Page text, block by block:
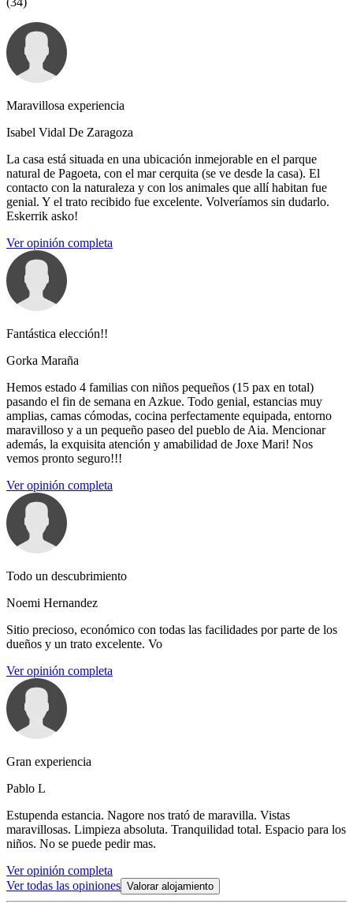
Maravillosa experiencia
Isabel Vidal De Zaragoza
La casa está situada en una ubicación inmejorable en el parque
natural de Pagoeta, con el mar cerquita (se ve desde la casa). El
contacto con la naturaleza y con los animales que allí habitan fue
genial. Y el trato recibido fue excelente. Volveríamos sin dudarlo.
Eskerrik asko!
Ver opinión completa
Fantástica elección!!
Gorka Maraña
Hemos estado 4 familias con niños pequeños (15 pax en total)
pasando el fin de semana en Azkue. Todo genial, estancias muy
amplias, camas cómodas, cocina perfectamente equipada, entorno
maravilloso y a un pequeño paseo del pueblo de Aia. Mencionar
además, la exquisita atención y amabilidad de Joxe Mari! Nos
vemos pronto seguro!!!
Ver opinión completa
Todo un descubrimiento
Noemi Hernandez
Sitio precioso, económico con todas las facilidades por parte de los
dueños y un trato excelente. Vo
Ver opinión completa
Gran experiencia
Pablo L
Estupenda estancia. Nagore nos trató de maravilla. Vistas
maravillosas. Limpieza absoluta. Tranquilidad total. Espacio para los
niños. No se puede pedir mas.
Ver opinión completa
Ver todas las opiniones Valorar alojamiento